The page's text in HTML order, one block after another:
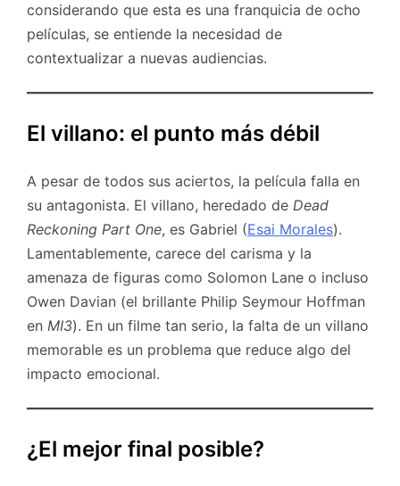
considerando que esta es una franquicia de ocho
películas, se entiende la necesidad de
contextualizar a nuevas audiencias.
El villano: el punto más débil
A pesar de todos sus aciertos, la película falla en
su antagonista. El villano, heredado de Dead
Reckoning Part One, es Gabriel (Esai Morales).
Lamentablemente, carece del carisma y la
amenaza de figuras como Solomon Lane o incluso
Owen Davian (el brillante Philip Seymour Hoffman
en MI3). En un filme tan serio, la falta de un villano
memorable es un problema que reduce algo del
impacto emocional.
¿El mejor final posible?